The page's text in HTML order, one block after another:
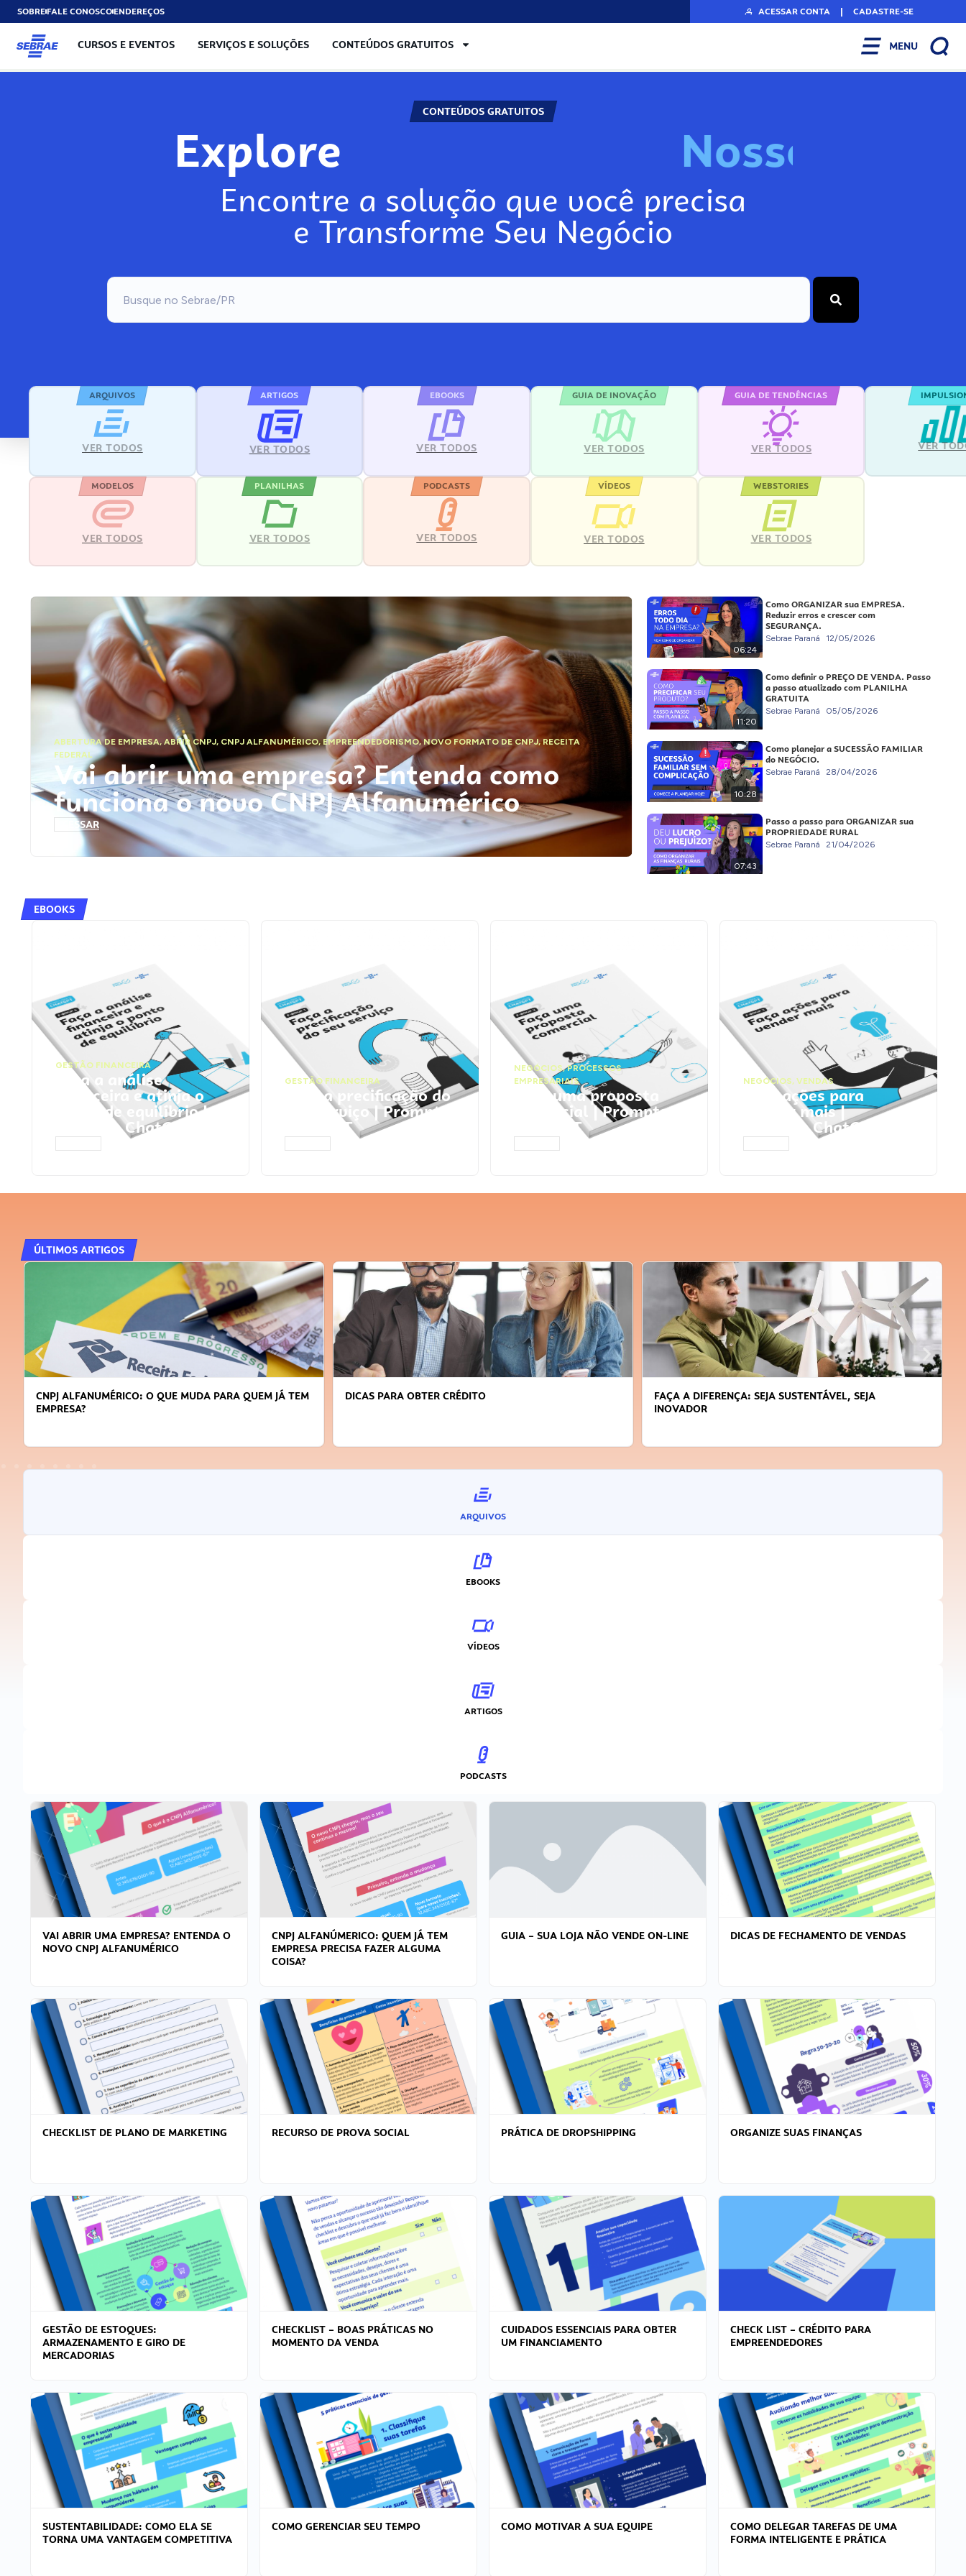
SOBREFALE CONOSCOENDEREÇOS ACESSAR CONTA | CADASTRE-SE
CURSOS E EVENTOS SERVIÇOS E SOLUÇÕES CONTEÚDOS GRATUITOS MENU
CONTEÚDOS GRATUITOS
Explore Nosso
Encontre a solução que você precisa
e Transforme Seu Negócio
ARQUIVOS
VER TODOS
ARTIGOS
VER TODOS
EBOOKS
VER TODOS
GUIA DE INOVAÇÃO
VER TODOS
GUIA DE TENDÊNCIAS
VER TODOS VER
MODELOS
VER TODOS
PLANILHAS
VER TODOS
PODCASTS
VER TODOS
VÍDEOS
VER TODOS
WEBSTORIES
VER TODOS
ABERTURA DE EMPRESA,ABRIR CNPJ, CNPJ ALFANUMÉRICO, EMPREENDEDORISMO,NOVO FORMATO DE CNPJ,RECEITA
FEDERAL
Vai abrir uma empresa? Entenda como
funciona o novo CNPJ Alfanumérico
ACESSAR
06:24
Como ORGANIZAR sua EMPRESA.
Reduzir erros e crescer com
SEGURANÇA.
Sebrae Paraná 12/05/2026
11:20
Como definir o PREÇO DE VENDA. Passo
a passo atualizado com PLANILHA
GRATUITA
Sebrae Paraná 05/05/2026
10:28
Como planejar a SUCESSÃO FAMILIAR
do NEGÓCIO.
Sebrae Paraná 28/04/2026
07:43
Passo a passo para ORGANIZAR sua
PROPRIEDADE RURAL
Sebrae Paraná 21/04/2026
EBOOKS
GESTÃO FINANCEIRA
Faça a análise
financeira e atinja o
ponto de equilíbrio |
Prompts ChatGPT
GESTÃO FINANCEIRA
Faça a precificação do
seu serviço | Prompts
ChatGPT
NEGÓCIOS,PROCESSOS
EMPRESARIAIS
Faça uma proposta
comercial | Prompts
ChatGPT
NEGÓCIOS, VENDAS
Faça ações para
vender mais |
Prompts ChatGPT
ÚLTIMOS ARTIGOS
CNPJ ALFANUMÉRICO: O QUE MUDA PARA QUEM JÁ TEM
EMPRESA?
DICAS PARA OBTER CRÉDITO
FAÇA A DIFERENÇA: SEJA SUSTENTÁVEL, SEJA
INOVADOR
ARQUIVOS
EBOOKS
VÍDEOS
ARTIGOS
PODCASTS
VAI ABRIR UMA EMPRESA? ENTENDA O
NOVO CNPJ ALFANUMÉRICO
CNPJ ALFANÚMERICO: QUEM JÁ TEM
EMPRESA PRECISA FAZER ALGUMA
COISA?
GUIA – SUA LOJA NÃO VENDE ON-LINE DICAS DE FECHAMENTO DE VENDAS
CHECKLIST DE PLANO DE MARKETING RECURSO DE PROVA SOCIAL PRÁTICA DE DROPSHIPPING ORGANIZE SUAS FINANÇAS
GESTÃO DE ESTOQUES:
ARMAZENAMENTO E GIRO DE
MERCADORIAS
CHECKLIST – BOAS PRÁTICAS NO
MOMENTO DA VENDA
CUIDADOS ESSENCIAIS PARA OBTER
UM FINANCIAMENTO
CHECK LIST – CRÉDITO PARA
EMPREENDEDORES
SUSTENTABILIDADE: COMO ELA SE
TORNA UMA VANTAGEM COMPETITIVA
COMO GERENCIAR SEU TEMPO COMO MOTIVAR A SUA EQUIPE
COMO DELEGAR TAREFAS DE UMA
FORMA INTELIGENTE E PRÁTICA